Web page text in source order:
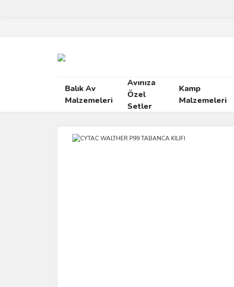
Balık Av
Malzemeleri
Avınıza
Özel
Setler
Kamp
Malzemeleri